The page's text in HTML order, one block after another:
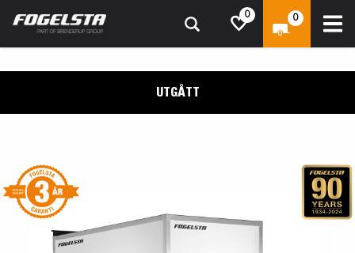
0 0
UTGÅTT